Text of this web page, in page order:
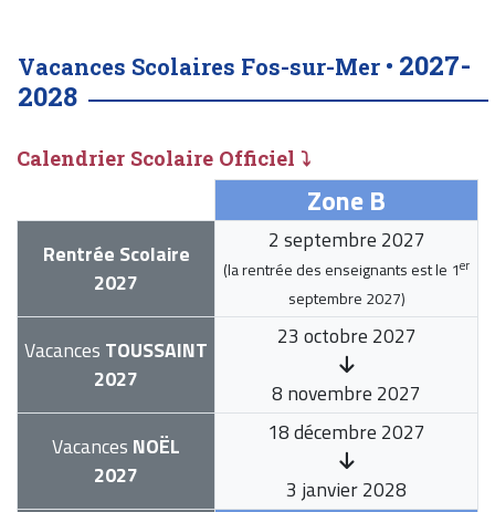
Vacances Scolaires Fos-sur-Mer • 2027-
2028
Calendrier Scolaire Officiel ⤵
Zone B
Rentrée Scolaire
2027
2 septembre 2027
(la rentrée des enseignants est le 1er
septembre 2027)
Vacances TOUSSAINT
2027
23 octobre 2027
8 novembre 2027
Vacances NOËL
2027
18 décembre 2027
3 janvier 2028